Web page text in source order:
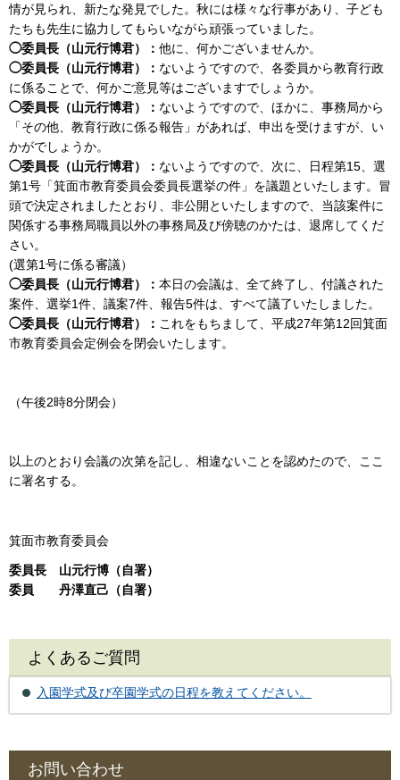
情が見られ、新たな発見でした。秋には様々な行事があり、子ども
たちも先生に協力してもらいながら頑張っていました。
◯委員長（山元行博君）： 他に、何かございませんか。
◯委員長（山元行博君）： ないようですので、各委員から教育行政
に係ることで、何かご意見等はございますでしょうか。
◯委員長（山元行博君）： ないようですので、ほかに、事務局から
「その他、教育行政に係る報告」があれば、申出を受けますが、い
かがでしょうか。
◯委員長（山元行博君）： ないようですので、次に、日程第15、選
第1号「箕面市教育委員会委員長選挙の件」を議題といたします。冒
頭で決定されましたとおり、非公開といたしますので、当該案件に
関係する事務局職員以外の事務局及び傍聴のかたは、退席してくだ
さい。
(選第1号に係る審議）
◯委員長（山元行博君）： 本日の会議は、全て終了し、付議された
案件、選挙1件、議案7件、報告5件は、すべて議了いたしました。
◯委員長（山元行博君）： これをもちまして、平成27年第12回箕面
市教育委員会定例会を閉会いたします。
（午後2時8分閉会）
以上のとおり会議の次第を記し、相違ないことを認めたので、ここ
に署名する。
箕面市教育委員会
委員長 山元行博（自署）
委員 丹澤直己（自署）
よくあるご質問
入園学式及び卒園学式の日程を教えてください。
お問い合わせ